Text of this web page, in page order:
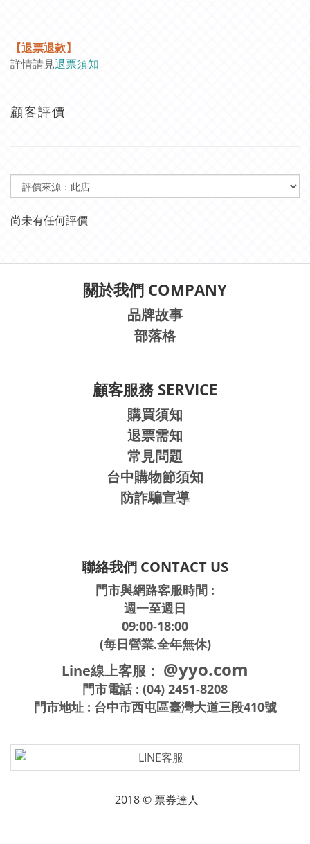
【退票退款】
詳情請見退票須知
顧客評價
尚未有任何評價
關於我們 COMPANY
品牌故事
部落格
顧客服務 SERVICE
購買須知
退票需知
常見問題
台中購物節須知
防詐騙宣導
聯絡我們 CONTACT US
門市與網路客服時間 :
週一至週日
09:00-18:00
(每日營業.全年無休)
Line線上客服： @yyo.com
門市電話 : (04) 2451-8208
門市地址 : 台中市西屯區臺灣大道三段410號
2018 © 票券達人